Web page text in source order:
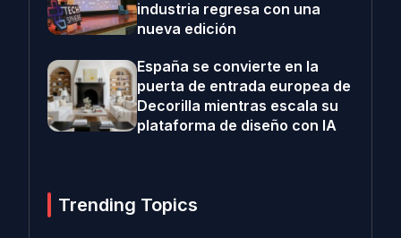
industria regresa con una
nueva edición
España se convierte en la
puerta de entrada europea de
Decorilla mientras escala su
plataforma de diseño con IA
Trending Topics